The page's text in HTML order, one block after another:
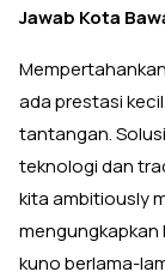
Jawab Kota
ada prestasi
tantangan.
teknologi dan
kita ambitiously
mengungkapkan
kuno berlama-